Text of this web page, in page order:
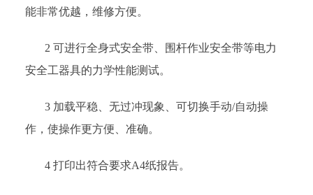
能非常优越，维修方便。
2 可进行全身式安全带、围杆作业安全带等电力
安全工器具的力学性能测试。
3 加载平稳、无过冲现象、可切换手动/自动操
作，使操作更方便、准确。
4 打印出符合要求A4纸报告。